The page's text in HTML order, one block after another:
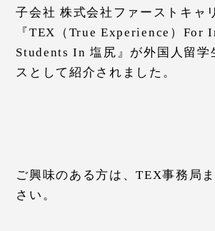
子会社 株式会社ファーストキャ
『TEX（True Experience）For
Students In 塩尻』が外国人留学
スとして紹介されました。
ご興味のある方は、TEX事務局
さい。